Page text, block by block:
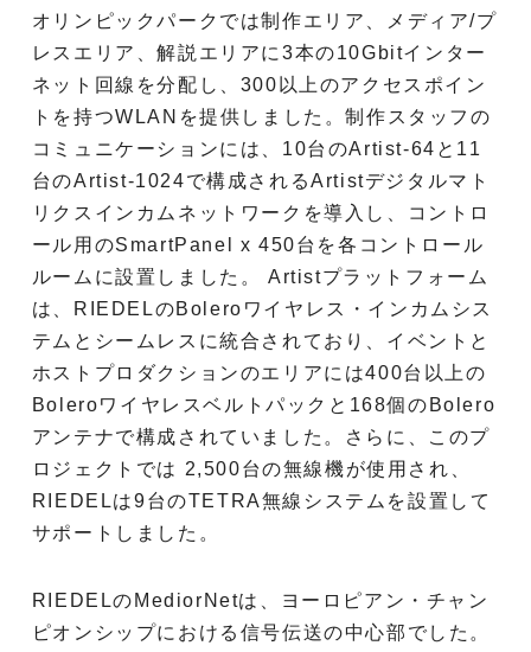
オリンピックパークでは制作エリア、メディア/プ
レスエリア、解説エリアに3本の10Gbitインター
ネット回線を分配し、300以上のアクセスポイン
トを持つWLANを提供しました。制作スタッフの
コミュニケーションには、10台のArtist-64と11
台のArtist-1024で構成されるArtistデジタルマト
リクスインカムネットワークを導入し、コントロ
ール用のSmartPanel x 450台を各コントロール
ルームに設置しました。 Artistプラットフォーム
は、RIEDELのBoleroワイヤレス・インカムシス
テムとシームレスに統合されており、イベントと
ホストプロダクションのエリアには400台以上の
Boleroワイヤレスベルトパックと168個のBolero
アンテナで構成されていました。さらに、このプ
ロジェクトでは 2,500台の無線機が使用され、
RIEDELは9台のTETRA無線システムを設置して
サポートしました。
RIEDELのMediorNetは、ヨーロピアン・チャン
ピオンシップにおける信号伝送の中心部でした。